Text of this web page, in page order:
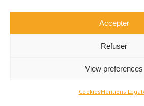
Accepter
Refuser
View preferences
CookiesMentions
À